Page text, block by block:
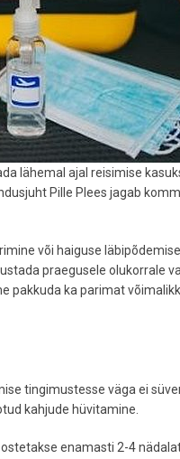
lähemal ajal reisimise
Pille Plees jagab
või haiguse
praegusele olukorrale
pakkuda ka parimat
tingimustesse väga ei
kahjude hüvitamine.
enamasti 2-4